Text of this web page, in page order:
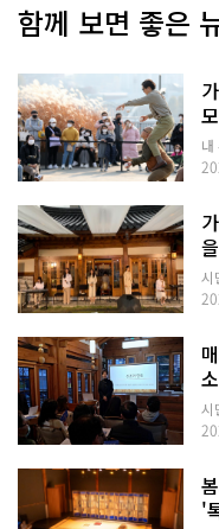
함께 보면 좋은
내
시
시
'